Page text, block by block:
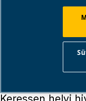
VISZONTELADÓK
HELYI